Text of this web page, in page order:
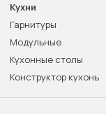
Кухни
Гарнитуры
Модульные
Кухонные столы
Конструктор кухонь